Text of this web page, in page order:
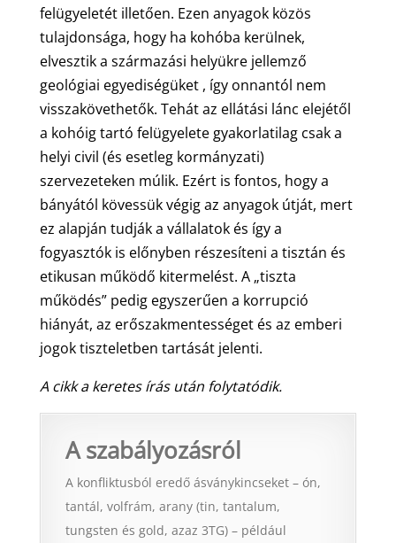
felügyeletét illetően. Ezen anyagok közös
tulajdonsága, hogy ha kohóba kerülnek,
elvesztik a származási helyükre jellemző
geológiai egyediségüket , így onnantól nem
visszakövethetők. Tehát az ellátási lánc elejétől
a kohóig tartó felügyelete gyakorlatilag csak a
helyi civil (és esetleg kormányzati)
szervezeteken múlik. Ezért is fontos, hogy a
bányától kövessük végig az anyagok útját, mert
ez alapján tudják a vállalatok és így a
fogyasztók is előnyben részesíteni a tisztán és
etikusan működő kitermelést. A „tiszta
működés” pedig egyszerűen a korrupció
hiányát, az erőszakmentességet és az emberi
jogok tiszteletben tartását jelenti.
A cikk a keretes írás után folytatódik.
A szabályozásról
A konfliktusból eredő ásványkincseket – ón,
tantál, volfrám, arany (tin, tantalum,
tungsten és gold, azaz 3TG) – például